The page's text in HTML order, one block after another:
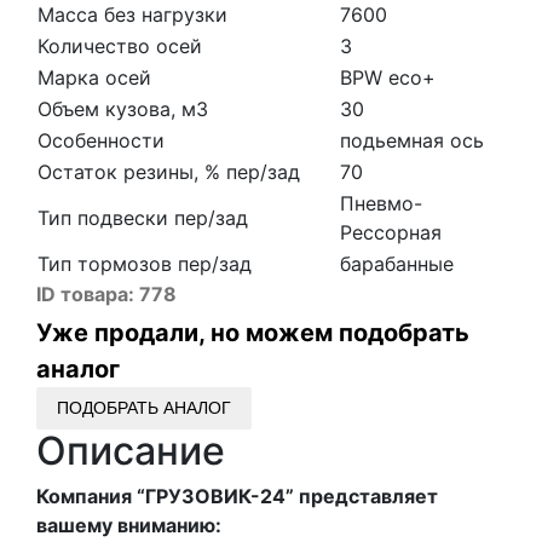
Масса без нагрузки
7600
Количество осей
3
Марка осей
BPW eco+
Объем кузова, м3
30
Особенности
подьемная ось
Остаток резины, % пер/зад
70
Тип подвески пер/зад
Пневмо-
Рессорная
Тип тормозов пер/зад
барабанные
ID товара: 778
Уже продали, но можем подобрать
аналог
ПОДОБРАТЬ АНАЛОГ
Описание
Компания “ГРУЗОВИК-24” представляет
вашему вниманию: